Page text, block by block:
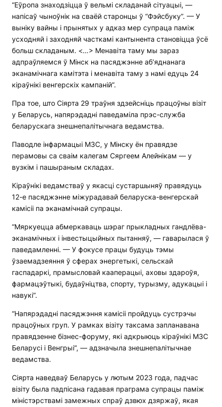
“Еўропа знаходзіцца ў вельмі складанай сітуацыі, —
напісаў чыноўнік на сваёй старонцы ў “Фэйсбуку”. — У
выніку вайны і прынятых у адказ мер супраца паміж
усходняй і заходняй часткамі кантынента становіцца ўсё
больш складаным. <…> Менавіта таму мы зараз
адпраўляемся ў Мінск на пасяджэнне аб’яднанага
эканамічнага камітэта і менавіта таму з намі едуць 24
кіраўнікі венгерскіх кампаній”.
Пра тое, што Сіярта 29 траўня здзейсніць працоўны візіт
у Беларусь, напярэдадні паведаміла прэс-служба
беларускага знешнепалітычнага ведамства.
Паводле інфармацыі МЗС, у Мінску ён правядзе
перамовы са сваім калегам Сяргеем Алейнікам — у
вузкім і пашыраным складах.
Кіраўнікі ведамстваў у якасці сустаршыняў правядуць
12-е пасяджэнне міжурадавай беларуска-венгерскай
камісіі па эканамічнай супрацы.
“Мяркуецца абмеркаваць шэраг прыкладных гандлёва-
эканамічных і інвестыцыйных пытанняў, — гаварылася ў
паведамленні. — У фокусе працы будуць тэмы
ўзаемадзеяння ў сферах энергетыкі, сельскай
гаспадаркі, прамысловай кааперацыі, аховы здароўя,
фармацэўтыкі, будаўніцтва, спорту, турызму, адукацыі і
навукі”.
“Напярэдадні пасяджэння камісіі пройдуць сустрэчы
працоўных груп. У рамках візіту таксама запланавана
правядзенне бізнес-форуму, які адкрыюць кіраўнікі МЗС
Беларусі і Венгрыі”, — адзначыла знешнепалітычнае
ведамства.
Сіярта наведваў Беларусь у лютым 2023 года, падчас
візіту была падпісана гадавая праграма супрацы паміж
міністэрствамі замежных спраў дзвюх дзяржаў, якая